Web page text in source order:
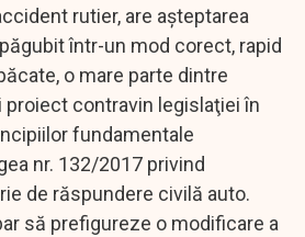
rutier, are aşteptarea
într-un mod corect, rapid
o mare parte dintre
contravin legislaţiei în
fundamentale
nr. 132/2017 privind
de răspundere civilă auto.
să prefigureze o modificare a